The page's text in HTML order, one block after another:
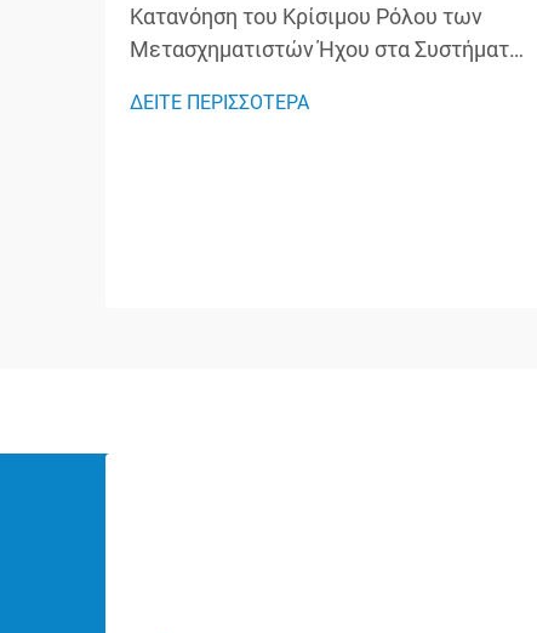
Κατανόηση του Κρίσιμου Ρόλου των
Μετασχηματιστών Ήχου στα Συστήματα
λειτουργούν ως άγνωστοι ήρωες στα
ΔΕΙΤΕ ΠΕΡΙΣΣΟΤΕΡΑ